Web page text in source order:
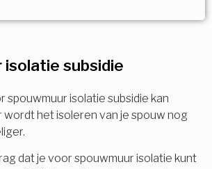
isolatie subsidie
spouwmuur isolatie subsidie kan
wordt het isoleren van je spouw nog
dat je voor spouwmuur isolatie kunt
keuzes mogelijk
subsidie!
in en ontvang nu direct uw
berekening per mail.